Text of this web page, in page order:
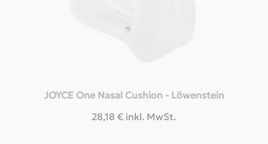
JOYCE One Nasal Cushion - Löwenstein
28,18€ inkl. MwSt.